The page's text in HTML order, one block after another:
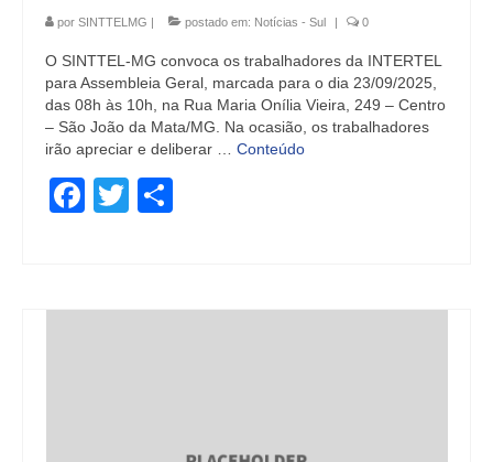
por SINTTELMG | postado em: Notícias - Sul | 0
O SINTTEL-MG convoca os trabalhadores da INTERTEL
para Assembleia Geral, marcada para o dia 23/09/2025,
das 08h às 10h, na Rua Maria Onília Vieira, 249 – Centro
– São João da Mata/MG. Na ocasião, os trabalhadores
irão apreciar e deliberar … Conteúdo
Facebook
Twitter